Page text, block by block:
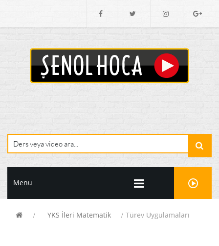
Menu
YKS İleri Matematik Türev Uygulamaları